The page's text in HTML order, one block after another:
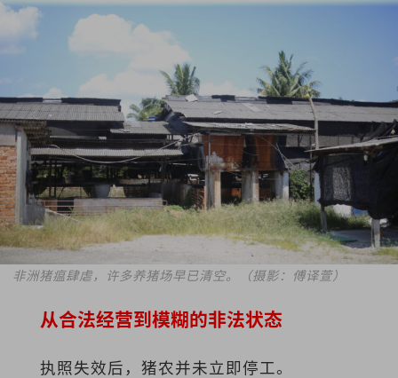
非洲猪瘟肆虐，许多养猪场早已清空。（摄影：傅译萱）
从合法经营到模糊的非法状态
执照失效后，猪农并未立即停工。